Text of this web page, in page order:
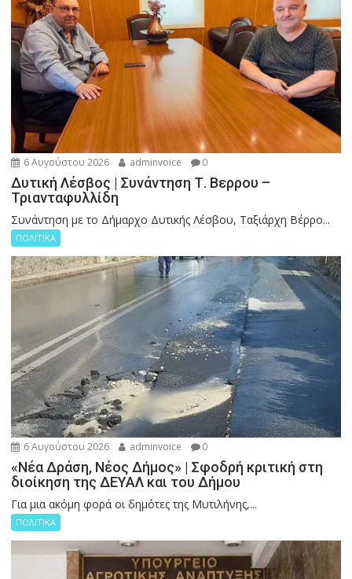
6 Αυγούστου 2026 adminvoice 0
Δυτική Λέσβος | Συνάντηση Τ. Βερρου –
Τριανταφυλλίδη
Συνάντηση με το Δήμαρχο Δυτικής Λέσβου, Ταξιάρχη Βέρρο...
ΠΟΛΙΤΙΚΑ
6 Αυγούστου 2026 adminvoice 0
«Νέα Δράση, Νέος Δήμος» | Σφοδρή κριτική στη
διοίκηση της ΔΕΥΑΛ και του Δήμου
Για μια ακόμη φορά οι δημότες της Μυτιλήνης,...
ΠΟΛΙΤΙΚΑ